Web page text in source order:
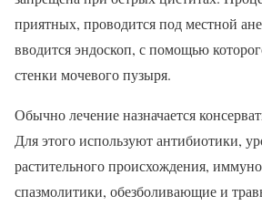
приятных, проводится под местной
вводится эндоскоп, с помощью
стенки мочевого пузыря.
Обычно лечение назначается
Для этого используют антибиотики,
растительного происхождения,
спазмолитики, обезболивающие и